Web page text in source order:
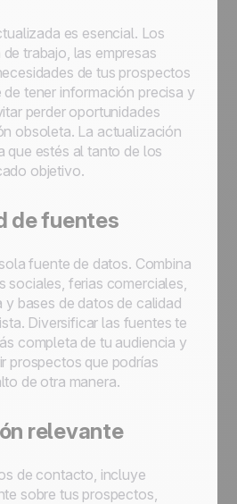
es esencial. Los
trabajo, las empresas
de tus prospectos
tener información precisa y
perder oportunidades
obsoleta. La actualización
que estés al tanto de los
objetivo.
de fuentes
fuente de datos. Combina
sociales, ferias comerciales,
y bases de datos de calidad
Diversificar las fuentes te
completa de tu audiencia y
prospectos que podrías
de otra manera.
relevante
de contacto, incluye
sobre tus prospectos,